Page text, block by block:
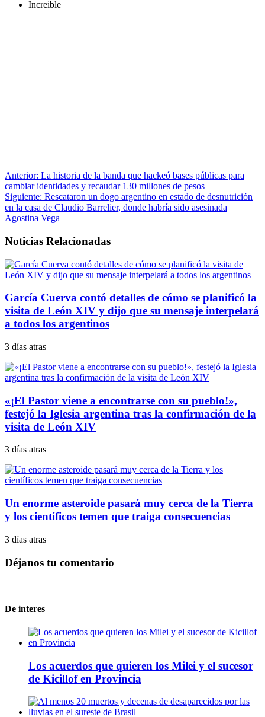
Increible
Anterior: La historia de la banda que hackeó bases públicas para
cambiar identidades y recaudar 130 millones de pesos
Siguiente: Rescataron un dogo argentino en estado de desnutrición
en la casa de Claudio Barrelier, donde habría sido asesinada
Agostina Vega
Noticias Relacionadas
García Cuerva contó detalles de cómo se planificó la
visita de León XIV y dijo que su mensaje interpelará
a todos los argentinos
3 días atras
«¡El Pastor viene a encontrarse con su pueblo!»,
festejó la Iglesia argentina tras la confirmación de la
visita de León XIV
3 días atras
Un enorme asteroide pasará muy cerca de la Tierra
y los científicos temen que traiga consecuencias
3 días atras
Déjanos tu comentario
De interes
Los acuerdos que quieren los Milei y el sucesor
de Kicillof en Provincia